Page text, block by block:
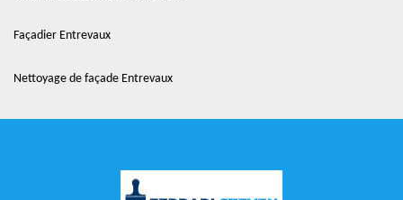
Façadier Entrevaux
Nettoyage de façade Entrevaux